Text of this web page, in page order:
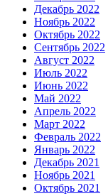
Декабрь 2022
Ноябрь 2022
Октябрь 2022
Сентябрь 2022
Август 2022
Июль 2022
Июнь 2022
Май 2022
Апрель 2022
Март 2022
Февраль 2022
Январь 2022
Декабрь 2021
Ноябрь 2021
Октябрь 2021